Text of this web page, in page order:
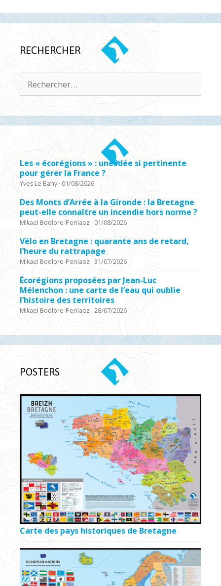
RECHERCHER
Rechercher :
Les « écorégions » : une idée si pertinente
pour gérer la France ?
Yves Le Bahy · 01/08/2026
Des Monts d’Arrée à la Gironde : la Bretagne
peut-elle connaître un incendie hors norme ?
Mikael Bodlore-Penlaez · 01/08/2026
Vélo en Bretagne : quarante ans de retard,
l’heure du rattrapage
Mikael Bodlore-Penlaez · 31/07/2026
Écorégions proposées par Jean-Luc
Mélenchon : une carte de l’eau qui oublie
l’histoire des territoires
Mikael Bodlore-Penlaez · 28/07/2026
POSTERS
Carte des pays historiques de Bretagne